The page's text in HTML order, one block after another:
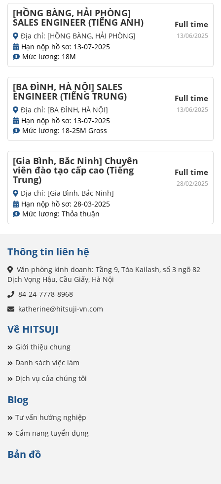
[HỒNG BÀNG, HẢI PHÒNG]
SALES ENGINEER (TIẾNG ANH)
Địa chỉ: [HỒNG BÀNG, HẢI PHÒNG]
Hạn nộp hồ sơ: 13-07-2025
Mức lương: 18M
Full time
13/06/2025
[BA ĐÌNH, HÀ NỘI] SALES
ENGINEER (TIẾNG TRUNG)
Địa chỉ: [BA ĐÌNH, HÀ NỘI]
Hạn nộp hồ sơ: 13-07-2025
Mức lương: 18-25M Gross
Full time
13/06/2025
[Gia Bình, Bắc Ninh] Chuyên
viên đào tạo cấp cao (Tiếng
Trung)
Địa chỉ: [Gia Bình, Bắc Ninh]
Hạn nộp hồ sơ: 28-03-2025
Mức lương: Thỏa thuận
Full time
28/02/2025
Thông tin liên hệ
Văn phòng kinh doanh: Tầng 9, Tòa Kailash, số 3 ngõ 82
Dịch Vọng Hậu, Cầu Giấy, Hà Nội
84-24-7778-8968
katherine@hitsuji-vn.com
Về HITSUJI
Giới thiệu chung
Danh sách việc làm
Dịch vụ của chúng tôi
Blog
Tư vấn hướng nghiệp
Cẩm nang tuyển dụng
Bản đồ